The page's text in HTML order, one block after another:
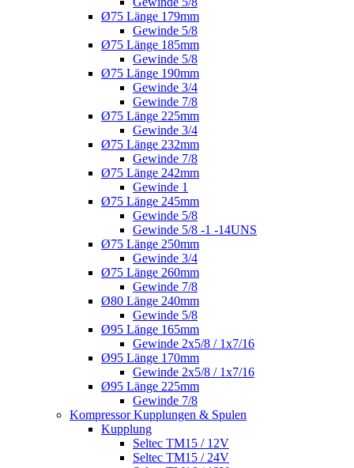
Ø75 Länge 179mm
Gewinde 5/8
Ø75 Länge 185mm
Gewinde 5/8
Ø75 Länge 190mm
Gewinde 3/4
Gewinde 7/8
Ø75 Länge 225mm
Gewinde 3/4
Ø75 Länge 232mm
Gewinde 7/8
Ø75 Länge 242mm
Gewinde 1
Ø75 Länge 245mm
Gewinde 5/8
Gewinde 5/8 -1 -14UNS
Ø75 Länge 250mm
Gewinde 3/4
Ø75 Länge 260mm
Gewinde 7/8
Ø80 Länge 240mm
Gewinde 5/8
Ø95 Länge 165mm
Gewinde 2x5/8 / 1x7/16
Ø95 Länge 170mm
Gewinde 2x5/8 / 1x7/16
Ø95 Länge 225mm
Gewinde 7/8
Kompressor Kupplungen & Spulen
Kupplung
Seltec TM15 / 12V
Seltec TM15 / 24V